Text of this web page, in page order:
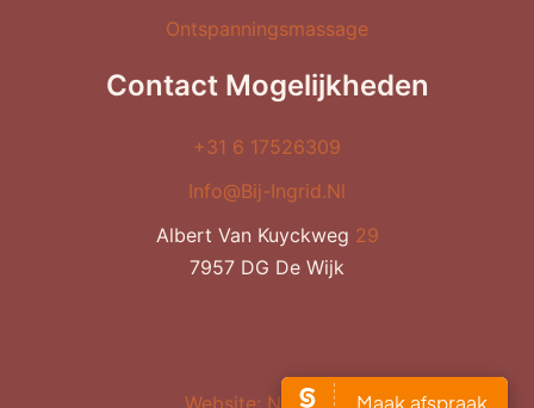
Ontspanningsmassage
Contact Mogelijkheden
+31 6 17526309
Info@bij-Ingrid.nl
Albert Van Kuyckweg 29
7957 DG De Wijk
Website: NETTICH